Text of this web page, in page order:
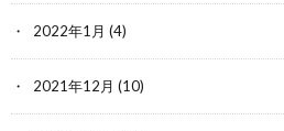
2022年1月 (4)
2021年12月 (10)